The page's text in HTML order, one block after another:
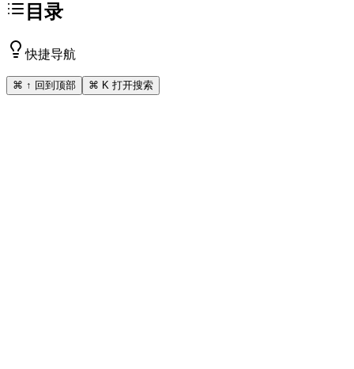
目录
快捷导航
⌘ ↑ 回到顶部 ⌘ K 打开搜索